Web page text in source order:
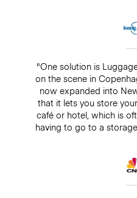
"One solution is
on the scene in
now expanded into
that it lets you store
café or hotel, which is
having to go to a